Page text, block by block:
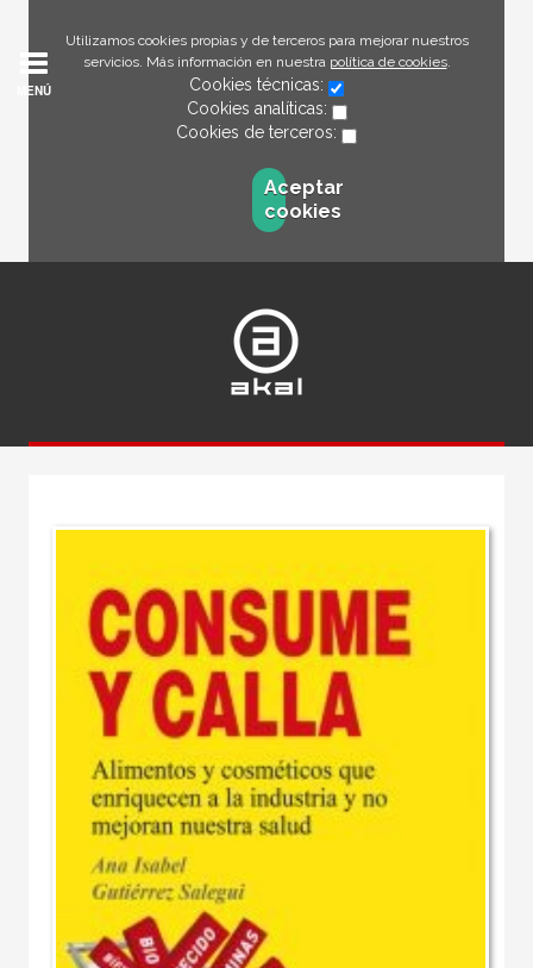
Utilizamos cookies propias y de terceros para mejorar nuestros
servicios. Más información en nuestra política de cookies.
Cookies técnicas:
Cookies analíticas:
Cookies de terceros:
Aceptar
cookies
MENÚ